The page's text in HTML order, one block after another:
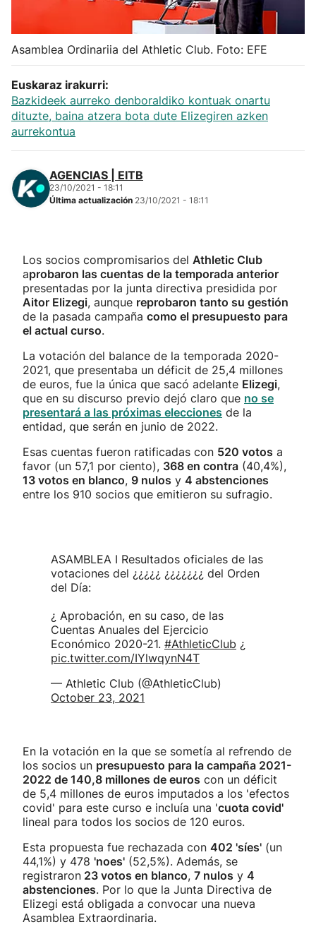
Más deportes
"Helmuga"
Asamblea Ordinariia del Athletic Club. Foto: EFE
Euskaraz irakurri:
Bazkideek aurreko denboraldiko kontuak onartu
dituzte, baina atzera bota dute Elizegiren azken
aurrekontua
AGENCIAS | EITB
23/10/2021 - 18:11
Última actualización 23/10/2021 - 18:11
Los socios compromisarios del Athletic Club
aprobaron las cuentas de la temporada anterior
presentadas por la junta directiva presidida por
Aitor Elizegi, aunque reprobaron tanto su gestión
de la pasada campaña como el presupuesto para
el actual curso.
La votación del balance de la temporada 2020-
2021, que presentaba un déficit de 25,4 millones
de euros, fue la única que sacó adelante Elizegi,
que en su discurso previo dejó claro que no se
presentará a las próximas elecciones de la
entidad, que serán en junio de 2022.
Esas cuentas fueron ratificadas con 520 votos a
favor (un 57,1 por ciento), 368 en contra (40,4%),
13 votos en blanco, 9 nulos y 4 abstenciones
entre los 910 socios que emitieron su sufragio.
ASAMBLEA I Resultados oficiales de las
votaciones del ¿¿¿¿¿ ¿¿¿¿¿¿¿ del Orden
del Día:
¿ Aprobación, en su caso, de las
Cuentas Anuales del Ejercicio
Económico 2020-21. #AthleticClub ¿
pic.twitter.com/IYlwqynN4T
— Athletic Club (@AthleticClub)
October 23, 2021
En la votación en la que se sometía al refrendo de
los socios un presupuesto para la campaña 2021-
2022 de 140,8 millones de euros con un déficit
de 5,4 millones de euros imputados a los 'efectos
covid' para este curso e incluía una 'cuota covid'
lineal para todos los socios de 120 euros.
Esta propuesta fue rechazada con 402 'síes' (un
44,1%) y 478 'noes' (52,5%). Además, se
registraron 23 votos en blanco, 7 nulos y 4
abstenciones. Por lo que la Junta Directiva de
Elizegi está obligada a convocar una nueva
Asamblea Extraordinaria.